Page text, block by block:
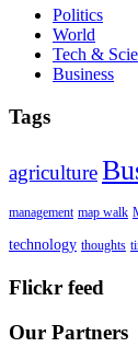
Politics
World
Tech &
Business
Tags
agriculture
management map walk
technology thoughts
Flickr feed
Our Partners